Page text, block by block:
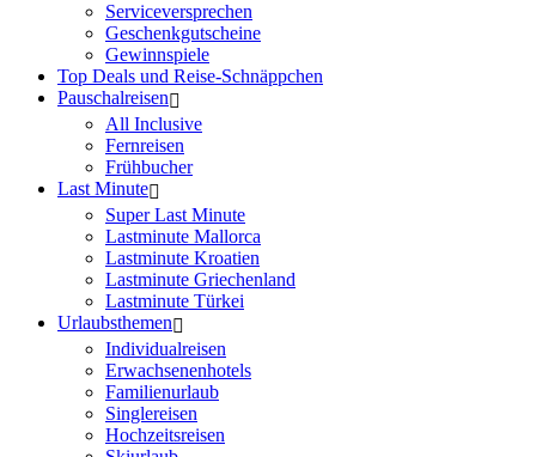
Serviceversprechen
Geschenkgutscheine
Gewinnspiele
Top Deals und Reise-Schnäppchen
Pauschalreisen
All Inclusive
Fernreisen
Frühbucher
Last Minute
Super Last Minute
Lastminute Mallorca
Lastminute Kroatien
Lastminute Griechenland
Lastminute Türkei
Urlaubsthemen
Individualreisen
Erwachsenenhotels
Familienurlaub
Singlereisen
Hochzeitsreisen